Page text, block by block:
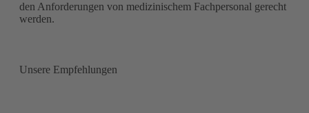
den Anforderungen von medizinischem Fachpersonal gerecht
werden.
Unsere Empfehlungen